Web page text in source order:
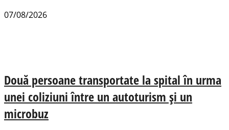
07/08/2026
Două persoane transportate la spital în urma
unei coliziuni între un autoturism și un
microbuz